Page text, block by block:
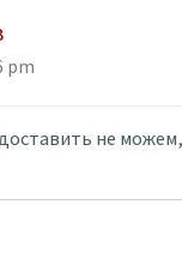
pm
не